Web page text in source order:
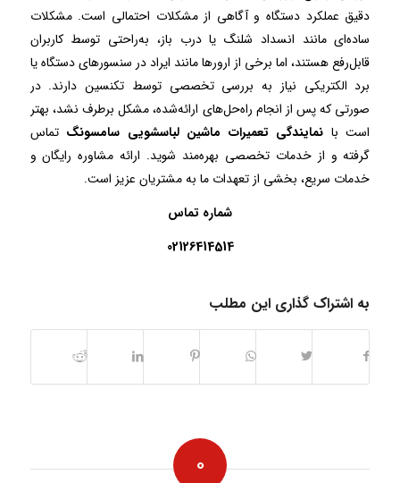
دقیق عملکرد دستگاه و آگاهی از مشکلات احتمالی است. مشکلات
ساده‌ای مانند انسداد شلنگ یا درب باز، به‌راحتی توسط کاربران
قابل‌رفع هستند، اما برخی از ارورها مانند ایراد در سنسورهای دستگاه یا
برد الکتریکی نیاز به بررسی تخصصی توسط تکنسین دارند. در
صورتی که پس از انجام راه‌حل‌های ارائه‌شده، مشکل برطرف نشد، بهتر
است با نمایندگی تعمیرات ماشین لباسشویی سامسونگ تماس
گرفته و از خدمات تخصصی بهره‌مند شوید. ارائه مشاوره رایگان و
خدمات سریع، بخشی از تعهدات ما به مشتریان عزیز است.
شماره تماس
02126414514
به اشتراک گذاری این مطلب
0